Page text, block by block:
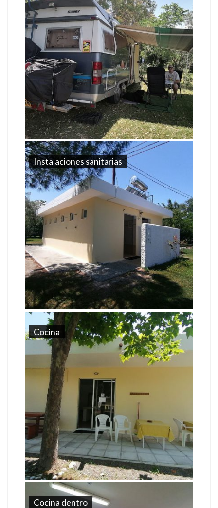
Instalaciones sanitarias
Cocina
Cocina dentro